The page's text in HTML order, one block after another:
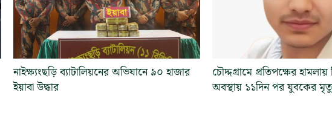
নাইক্ষ্যংছড়ি ব্যাটালিয়নের অভিযানে ৯০ হাজার
ইয়াবা উদ্ধার
চৌদ্দগ্রামে প্রতিপক্ষের
অবস্থায় ১১দিন পর যুবকের